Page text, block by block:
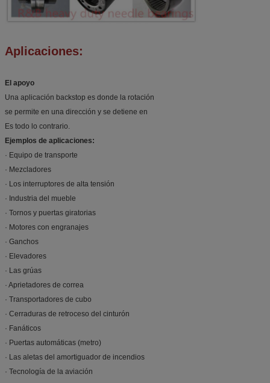
Aplicaciones:
El apoyo
Una aplicación backstop es donde la rotación
se permite en una dirección y se detiene en
Es todo lo contrario.
Ejemplos de aplicaciones:
· Equipo de transporte
· Mezcladores
· Los interruptores de alta tensión
· Industria del mueble
· Tornos y puertas giratorias
· Motores con engranajes
· Ganchos
· Elevadores
· Las grúas
· Aprietadores de correa
· Transportadores de cubo
· Cerraduras de retroceso del cinturón
· Fanáticos
· Puertas automáticas (metro)
· Las aletas del amortiguador de incendios
· Tecnología de la aviación